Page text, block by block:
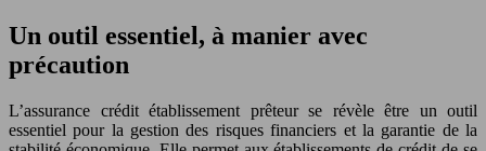
Un outil essentiel, à manier avec
précaution
L’assurance crédit établissement prêteur se révèle être un outil
essentiel pour la gestion des risques financiers et la garantie de la